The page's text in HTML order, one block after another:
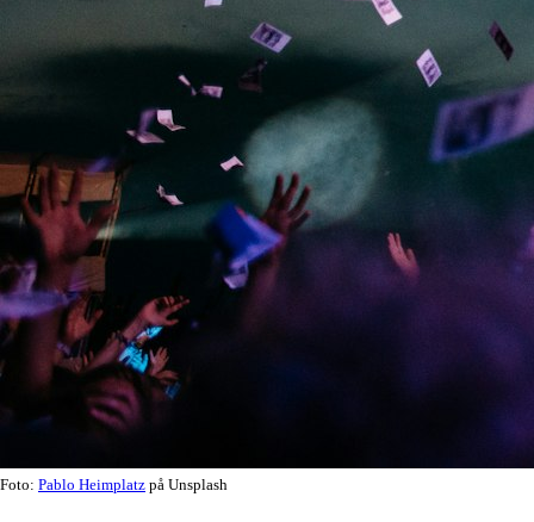
Foto: Pablo Heimplatz på Unsplash